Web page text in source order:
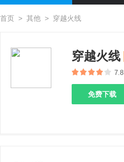
首页 > 其他 > 穿越火线
穿越火线
7.8
免费下载